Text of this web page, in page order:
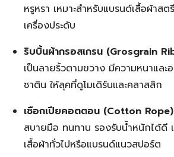
หรูหรา เหมาะสำหรับแบรนด์เสื้อผ้าส
เครื่องประดับ
ริบบิ้นผ้ากรอสเกรน (Grosgrain
เป็นลายริ้วตามขวาง มีความหนาและ
ซาติน ให้ลุคที่ดูโมเดิร์นและคลาสสิก
เชือกเปียคอตตอน (Cotton
สบายมือ ทนทาน รองรับน้ำหนักได้ดี
เสื้อผ้าทั่วไปหรือแบรนด์แนวสปอร์ต